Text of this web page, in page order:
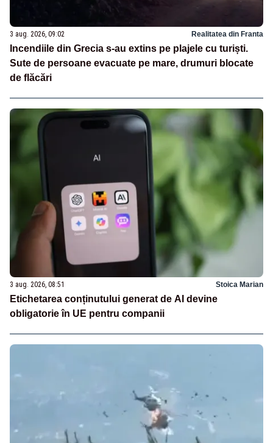
3 aug. 2026, 09:02 Realitatea din Franta
Incendiile din Grecia s-au extins pe plajele cu turiști.
Sute de persoane evacuate pe mare, drumuri blocate
de flăcări
3 aug. 2026, 08:51 Stoica Marian
Etichetarea conținutului generat de AI devine
obligatorie în UE pentru companii